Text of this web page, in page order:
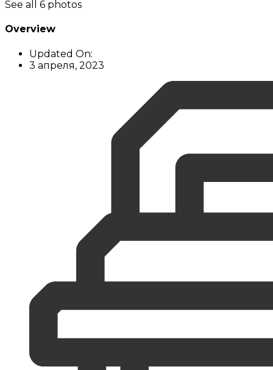
See all 6 photos
Overview
Updated On:
3 апреля, 2023